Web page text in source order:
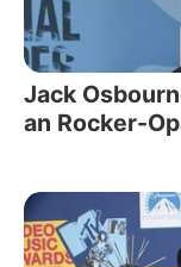
Jack
an Rocker-